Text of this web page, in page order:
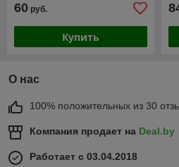
60 руб.
Купить
О нас
100% положительных из 30
Компания продает на Deal.by
Работает с 03.04.2018